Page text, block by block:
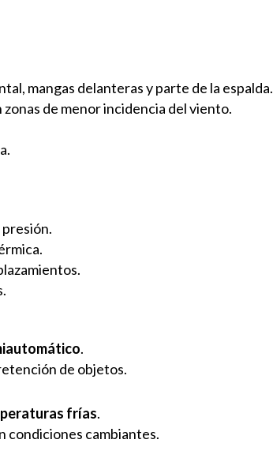
mangas delanteras y parte de la espalda.
zonas de menor incidencia del viento.
presión.
.
de objetos.
frías.
condiciones cambiantes.